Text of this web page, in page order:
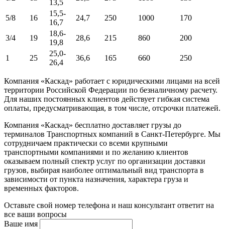
13,5
5/8 16
15,5-
16,7
24,7 250 1000 170
3/4 19
18,6-
19,8
28,6 215 860 200
1 25
25,0-
26,4
36,6 165 660 250
Компания «Каскад» работает с юридическими лицами на всей
территории Российской Федерации по безналичному расчету.
Для наших постоянных клиентов действует гибкая система
оплаты, предусматривающая, в том числе, отсрочки платежей.
Компания «Каскад» бесплатно доставляет грузы до
терминалов Транспортных компаний в Санкт-Петербурге. Мы
сотрудничаем практически со всеми крупными
транспортными компаниями и по желанию клиентов
оказываем полный спектр услуг по организации доставки
грузов, выбирая наиболее оптимальный вид транспорта в
зависимости от пункта назначения, характера груза и
временных факторов.
Оставьте свой номер телефона и наш консультант ответит на
все ваши вопросы
Ваше имя